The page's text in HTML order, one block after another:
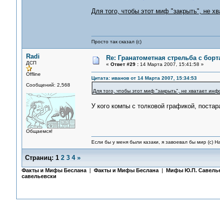
Для того, чтобы этот миф "закрыть", не
Просто так сказал (с)
Radi
ДСП
Offline
Сообщений: 2,568
Общаемся!
Re: Гранатометная стрельба с
« Ответ #29 :14 Марта 2007, 15:41:58 »
Цитата: иванов от 14 Марта 2007, 15:34:53
Для того, чтобы этот миф "закрыть", не хватает
У кого компы с толковой графикой,
Если бы у меня были казаки, я завоевал бы мир (с)
Страниц: 1 2 3 4 »
Факты и Мифы Беслана| Факты и Мифы Беслана| Мифы Ю.П.
савельевски